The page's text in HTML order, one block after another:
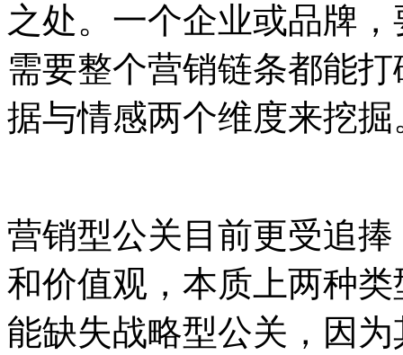
之处。一个企业或品牌
需要整个营销链条都能
据与情感两个维度来挖掘
营销型公关目前更受追
和价值观，本质上两种
能缺失战略型公关，因